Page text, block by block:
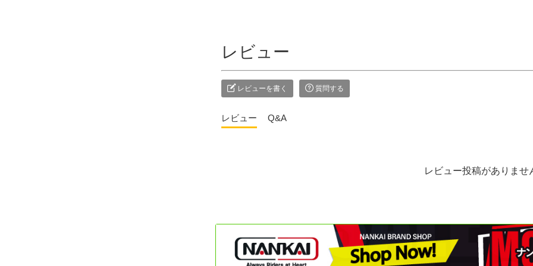
レビュー
レビューを書く 質問する
レビュー Q&A
レビュー投稿がありませ